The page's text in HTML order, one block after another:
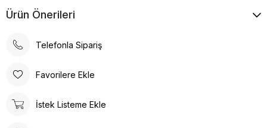
Ürün Önerileri
Telefonla Sipariş
Favorilere Ekle
İstek Listeme Ekle